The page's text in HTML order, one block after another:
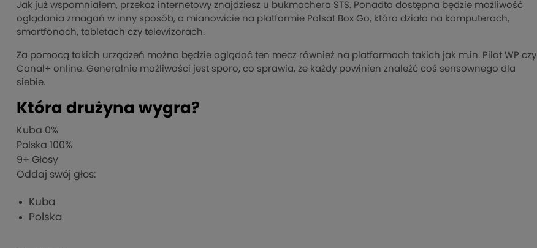
Jak już wspomniałem, przekaz internetowy znajdziesz u bukmachera STS. Ponadto dostępna będzie możliwość
oglądania zmagań w inny sposób, a mianowicie na platformie Polsat Box Go, która działa na komputerach,
smartfonach, tabletach czy telewizorach.
Za pomocą takich urządzeń można będzie oglądać ten mecz również na platformach takich jak m.in. Pilot WP czy
Canal+ online. Generalnie możliwości jest sporo, co sprawia, że każdy powinien znaleźć coś sensownego dla
siebie.
Która drużyna wygra?
Kuba 0%
Polska 100%
9+ Głosy
Oddaj swój głos:
Kuba
Polska